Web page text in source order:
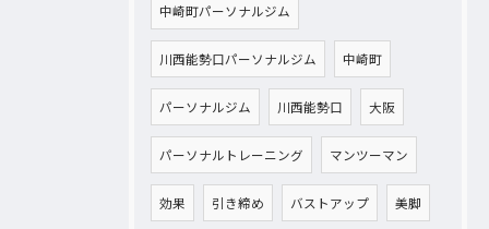
中崎町パーソナルジム
川西能勢口パーソナルジム 中崎町
パーソナルジム 川西能勢口 大阪
パーソナルトレーニング マンツーマン
効果 引き締め バストアップ 美脚